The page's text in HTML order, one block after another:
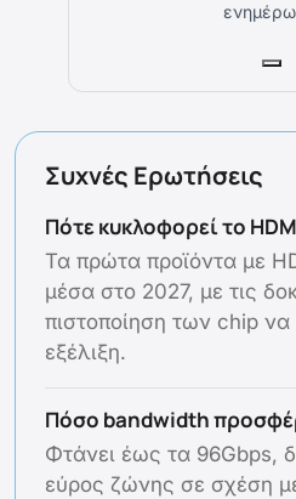
Συχνές Ερωτήσεις
Πότε κυκλοφορεί το
Τα πρώτα προϊόντα με
μέσα στο 2027, με τις
πιστοποίηση των chip να
εξέλιξη.
Πόσο bandwidth
Φτάνει έως τα 96Gbps,
εύρος ζώνης σε σχέση